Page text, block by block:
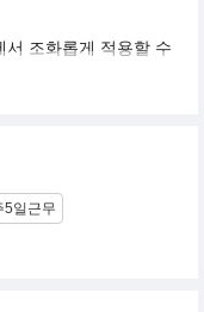
서 조화롭게 적용할 수
집으로 전개중입니다.
5일근무